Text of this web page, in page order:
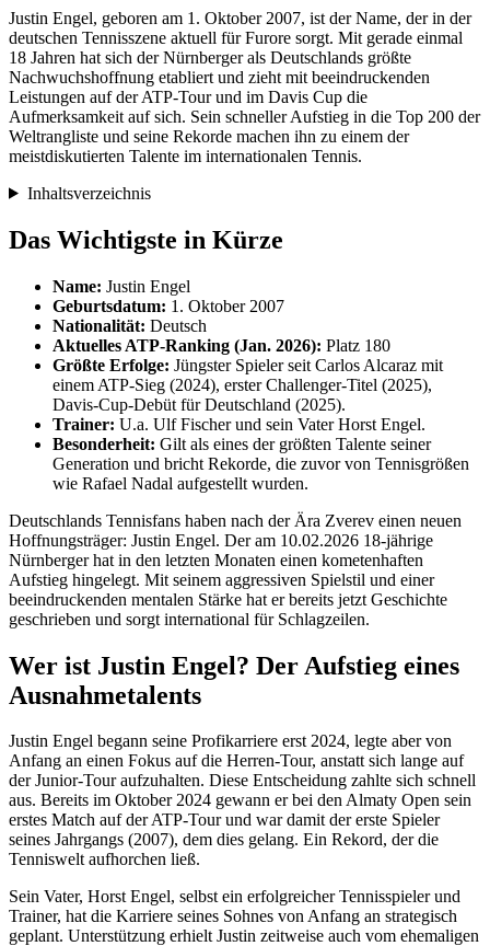
Justin Engel, geboren am 1. Oktober 2007, ist der Name, der in der
deutschen Tennisszene aktuell für Furore sorgt. Mit gerade einmal
18 Jahren hat sich der Nürnberger als Deutschlands größte
Nachwuchshoffnung etabliert und zieht mit beeindruckenden
Leistungen auf der ATP-Tour und im Davis Cup die
Aufmerksamkeit auf sich. Sein schneller Aufstieg in die Top 200 der
Weltrangliste und seine Rekorde machen ihn zu einem der
meistdiskutierten Talente im internationalen Tennis.
Inhaltsverzeichnis
Das Wichtigste in Kürze
Name: Justin Engel
Geburtsdatum: 1. Oktober 2007
Nationalität: Deutsch
Aktuelles ATP-Ranking (Jan. 2026): Platz 180
Größte Erfolge: Jüngster Spieler seit Carlos Alcaraz mit
einem ATP-Sieg (2024), erster Challenger-Titel (2025),
Davis-Cup-Debüt für Deutschland (2025).
Trainer: U.a. Ulf Fischer und sein Vater Horst Engel.
Besonderheit: Gilt als eines der größten Talente seiner
Generation und bricht Rekorde, die zuvor von Tennisgrößen
wie Rafael Nadal aufgestellt wurden.
Deutschlands Tennisfans haben nach der Ära Zverev einen neuen
Hoffnungsträger: Justin Engel. Der am 10.02.2026 18-jährige
Nürnberger hat in den letzten Monaten einen kometenhaften
Aufstieg hingelegt. Mit seinem aggressiven Spielstil und einer
beeindruckenden mentalen Stärke hat er bereits jetzt Geschichte
geschrieben und sorgt international für Schlagzeilen.
Wer ist Justin Engel? Der Aufstieg eines
Ausnahmetalents
Justin Engel begann seine Profikarriere erst 2024, legte aber von
Anfang an einen Fokus auf die Herren-Tour, anstatt sich lange auf
der Junior-Tour aufzuhalten. Diese Entscheidung zahlte sich schnell
aus. Bereits im Oktober 2024 gewann er bei den Almaty Open sein
erstes Match auf der ATP-Tour und war damit der erste Spieler
seines Jahrgangs (2007), dem dies gelang. Ein Rekord, der die
Tenniswelt aufhorchen ließ.
Sein Vater, Horst Engel, selbst ein erfolgreicher Tennisspieler und
Trainer, hat die Karriere seines Sohnes von Anfang an strategisch
geplant. Unterstützung erhielt Justin zeitweise auch vom ehemaligen